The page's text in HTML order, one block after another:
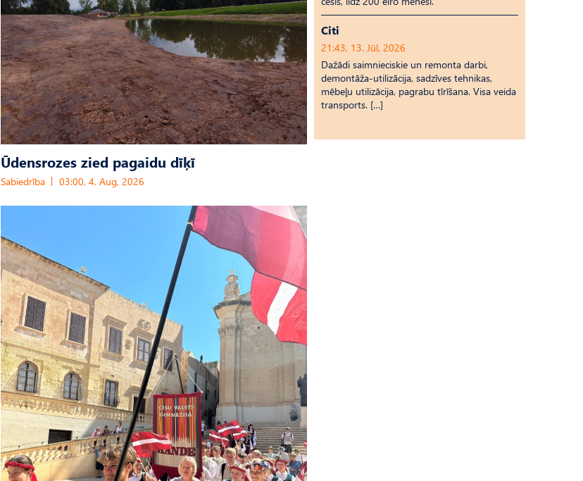
Ūdensrozes zied pagaidu dīķī
Sabiedrība 03:00, 4. Aug, 2026
Citi
21:43, 13. Jūl, 2026
Dažādi saimnieciskie un remonta darbi,
demontāža-utilizācija, sadzīves tehnikas,
mēbeļu utilizācija, pagrabu tīrīšana. Visa veida
transports. […]